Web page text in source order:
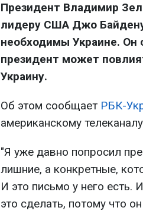
Президент Владимир
лидеру США Джо
необходимы Украине. Он
президент может
Украину.
Об этом сообщает РБК-
американскому телеканалу
"Я уже давно попросил
лишние, а конкретные,
И это письмо у него есть.
это сделать, потому что